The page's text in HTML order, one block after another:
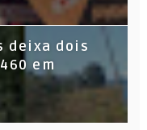
deixa dois
em